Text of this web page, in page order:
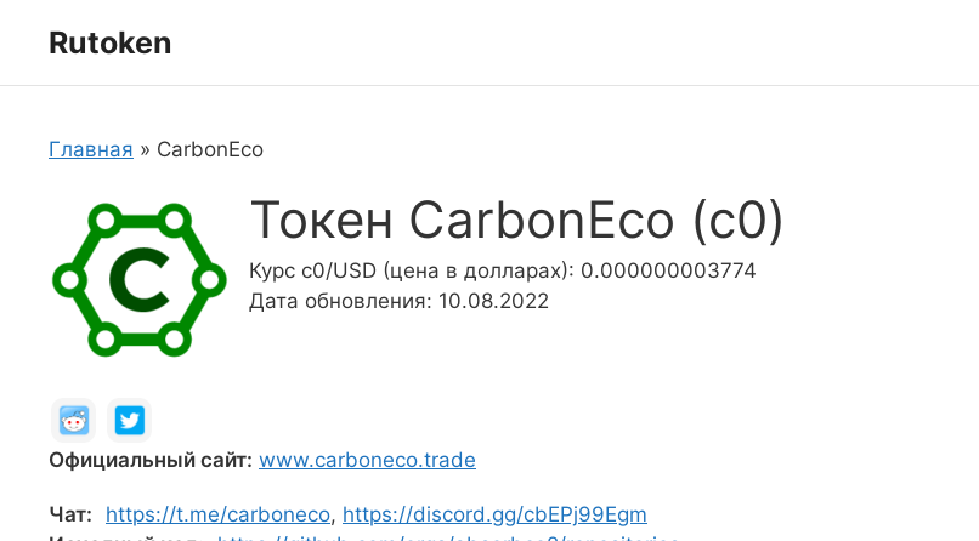
Rutoken
Главная » CarbonEco
Токен CarbonEco (c0)
Курс c0/USD (цена в долларах): 0.000000003774
Дата обновления: 10.08.2022
Официальный сайт: www.carboneco.trade
Чат: https://t.me/carboneco, https://discord.gg/cbEPj99Egm